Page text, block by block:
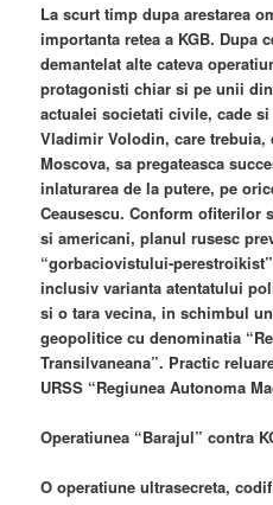
La scurt timp dupa arestarea
importanta retea a KGB. Dupa
demantelat alte cateva
protagonisti chiar si pe unii
actualei societati civile, cade
Vladimir Volodin, care
Moscova, sa pregateasca
inlaturarea de la putere, pe
Ceausescu. Conform ofiterilor
si americani, planul rusesc
“gorbaciovistului-
inclusiv varianta atentatului
si o tara vecina, in schimbul
geopolitice cu denominatia
Transilvaneana”. Practic
URSS “Regiunea Autonoma
Operatiunea “Barajul” contra
O operatiune ultrasecreta,